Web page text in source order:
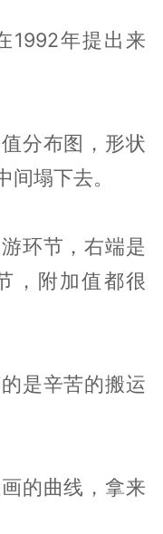
1992年提出来
分布图，形状
塌下去。
环节，右端是
，附加值都很
是辛苦的搬运
的曲线，拿来